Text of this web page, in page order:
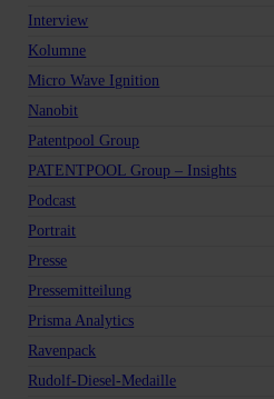
Interview
Kolumne
Micro Wave Ignition
Nanobit
Patentpool Group
PATENTPOOL Group – Insights
Podcast
Portrait
Presse
Pressemitteilung
Prisma Analytics
Ravenpack
Rudolf-Diesel-Medaille